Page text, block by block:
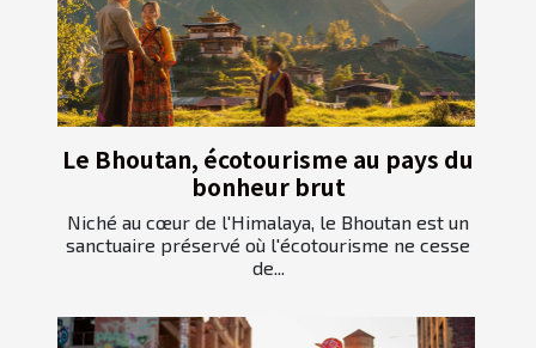
Le Bhoutan, écotourisme au pays du
bonheur brut
Niché au cœur de l'Himalaya, le Bhoutan est un
sanctuaire préservé où l'écotourisme ne cesse
de...